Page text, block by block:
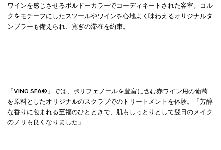
ワインを感じさせるボルドーカラーでコーディネートされた客室。コル
クをモチーフにしたスツールやワインを心地よく味わえるオリジナルタ
ンブラーも備えられ、寛ぎの滞在を約束。
「VINO SPA®」では、ポリフェノールを豊富に含む赤ワイン用の葡萄
を原料としたオリジナルのスクラブでのトリートメントを体験。「芳醇
な香りに包まれる至福のひとときで、肌もしっとりとして翌日のメイク
のノリも良くなりました」